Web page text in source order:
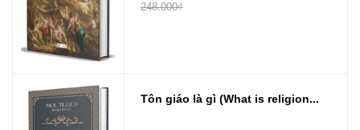
248.000₫
Tôn giáo là gì (What is religion...